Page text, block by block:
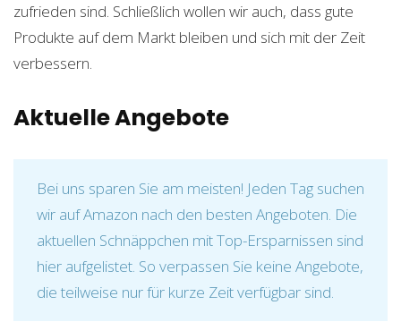
zufrieden sind. Schließlich wollen wir auch, dass gute
Produkte auf dem Markt bleiben und sich mit der Zeit
verbessern.
Aktuelle Angebote
Bei uns sparen Sie am meisten! Jeden Tag suchen
wir auf Amazon nach den besten Angeboten. Die
aktuellen Schnäppchen mit Top-Ersparnissen sind
hier aufgelistet. So verpassen Sie keine Angebote,
die teilweise nur für kurze Zeit verfügbar sind.